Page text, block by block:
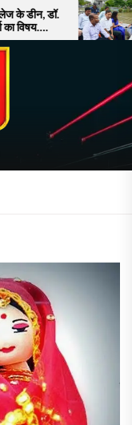
सूरत में बाढ़ से
पर फूटा गुस्सा!